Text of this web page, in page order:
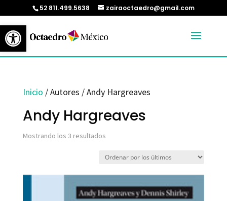
Abrir barra de herramientas
52 811.499.5638 zairaoctaedro@gmail.com
Inicio / Autores / Andy Hargreaves
Andy Hargreaves
Mostrando los 3 resultadosOrdenado